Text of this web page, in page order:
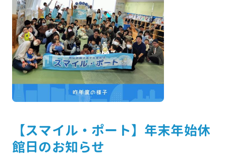
【スマイル・ポート】年末年始休
館日のお知らせ